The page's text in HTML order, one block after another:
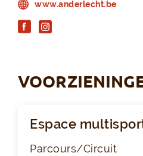
www.anderlecht.be
Espace
Parcours/Circuit